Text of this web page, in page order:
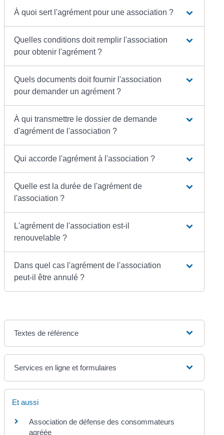
À quoi sert l'agrément pour une association ?
Quelles conditions doit remplir l'association
pour obtenir l'agrément ?
Quels documents doit fournir l'association
pour demander un agrément ?
À qui transmettre le dossier de demande
d'agrément de l'association ?
Qui accorde l'agrément à l'association ?
Quelle est la durée de l'agrément de
l'association ?
L'agrément de l'association est-il
renouvelable ?
Dans quel cas l'agrément de l'association
peut-il être annulé ?
Textes de référence
Services en ligne et formulaires
Et aussi
Association de défense des consommateurs
agréée